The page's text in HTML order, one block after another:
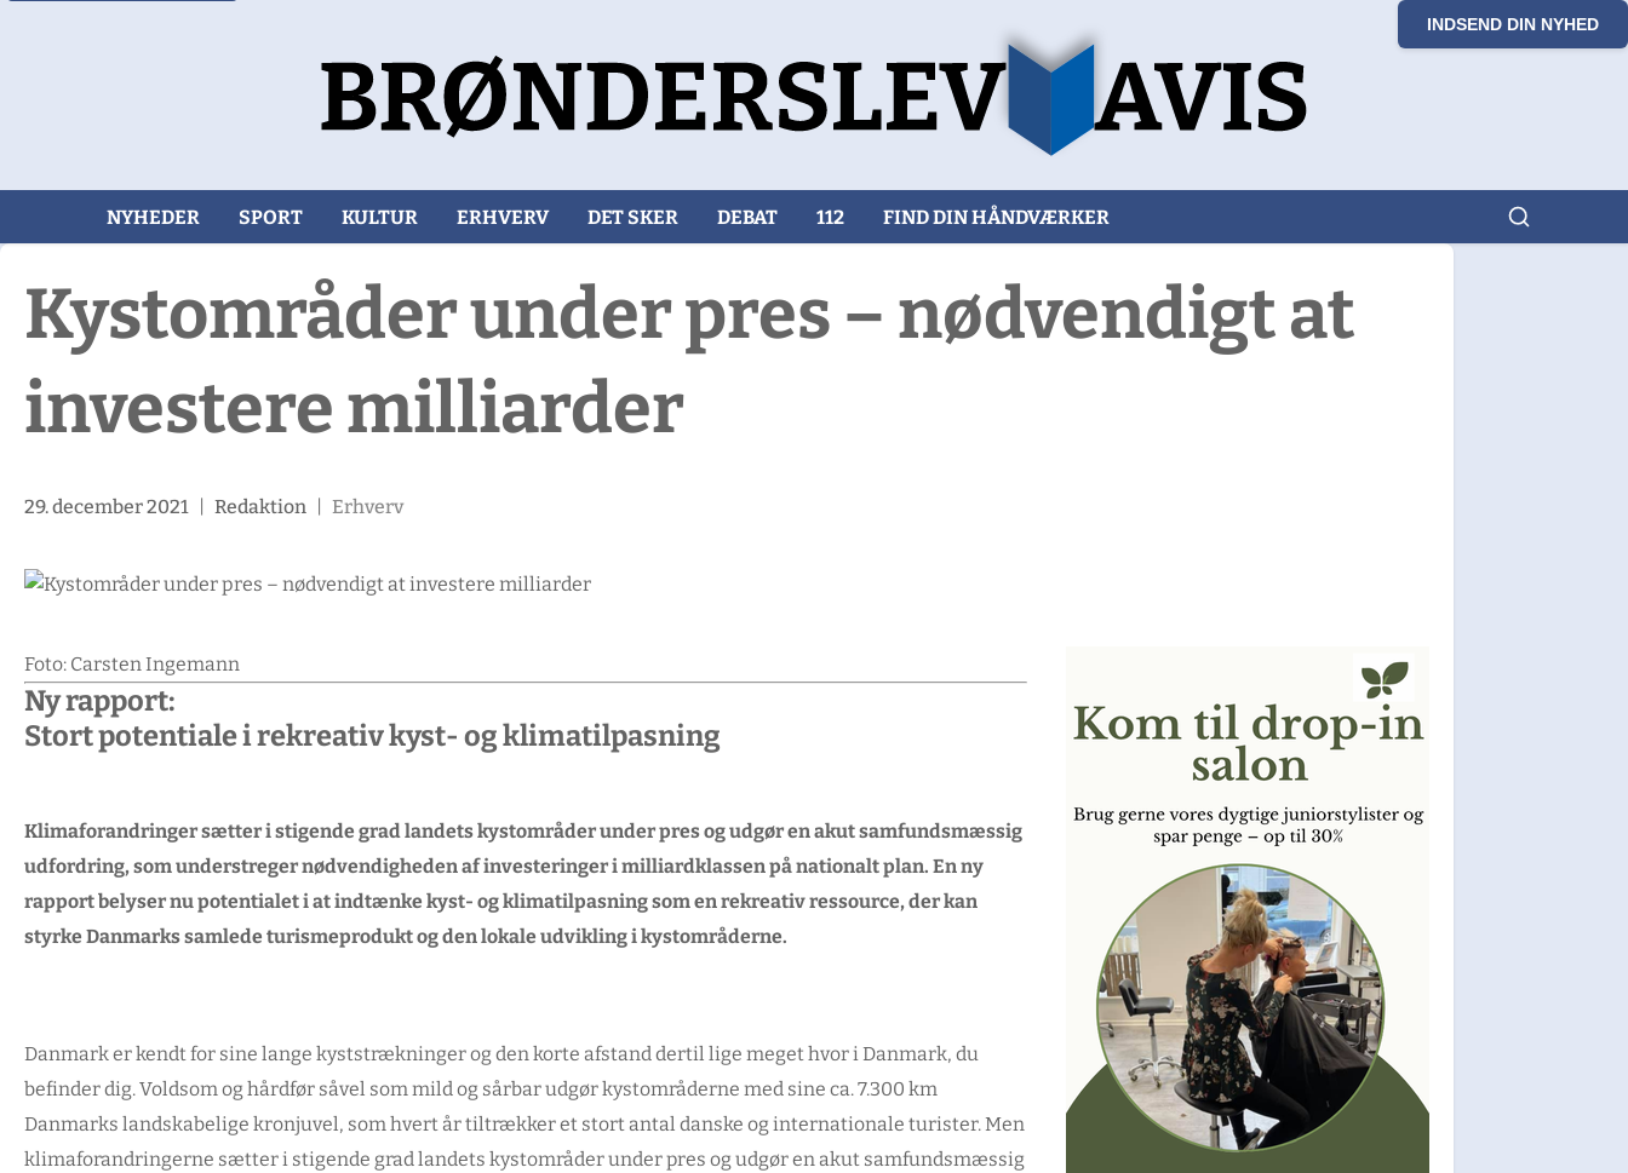
INDSEND DIN NYHED
NYHEDER SPORT KULTUR ERHVERV DET SKER DEBAT 112 FIND DIN HÅNDVÆRKER
Kystområder under pres – nødvendigt at
investere milliarder
29. december 2021| Redaktion| Erhverv
Foto: Carsten Ingemann
Ny rapport:
Stort potentiale i rekreativ kyst- og klimatilpasning
Klimaforandringer sætter i stigende grad landets kystområder under pres og udgør en akut samfundsmæssig
udfordring, som understreger nødvendigheden af investeringer i milliardklassen på nationalt plan. En ny
rapport belyser nu potentialet i at indtænke kyst- og klimatilpasning som en rekreativ ressource, der kan
styrke Danmarks samlede turismeprodukt og den lokale udvikling i kystområderne.
Danmark er kendt for sine lange kyststrækninger og den korte afstand dertil lige meget hvor i Danmark, du
befinder dig. Voldsom og hårdfør såvel som mild og sårbar udgør kystområderne med sine ca. 7.300 km
Danmarks landskabelige kronjuvel, som hvert år tiltrækker et stort antal danske og internationale turister. Men
klimaforandringerne sætter i stigende grad landets kystområder under pres og udgør en akut samfundsmæssig